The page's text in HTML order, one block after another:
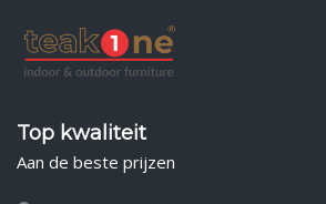
Top kwaliteit
Aan de beste prijzen